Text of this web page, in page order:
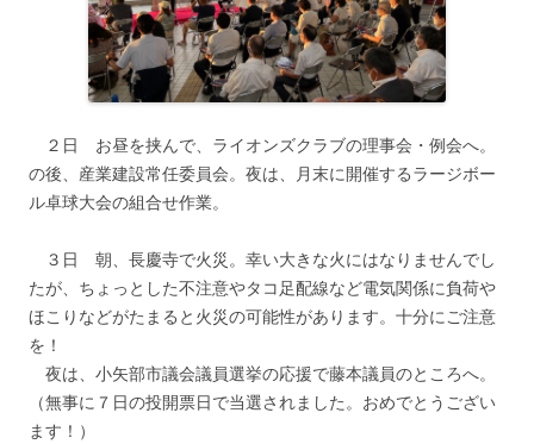
２日 お昼を挟んで、ライオンズクラブの理事会・例会へ。
の後、産業建設常任委員会。夜は、月末に開催するラージボー
ル卓球大会の組合せ作業。
３日 朝、長慶寺で火災。幸い大きな火にはなりませんでし
たが、ちょっとした不注意やタコ足配線など電気関係に負荷や
ほこりなどがたまると火災の可能性があります。十分にご注意
を！
夜は、小矢部市議会議員選挙の応援で藤本議員のところへ。
（無事に７日の投開票日で当選されました。おめでとうござい
ます！）